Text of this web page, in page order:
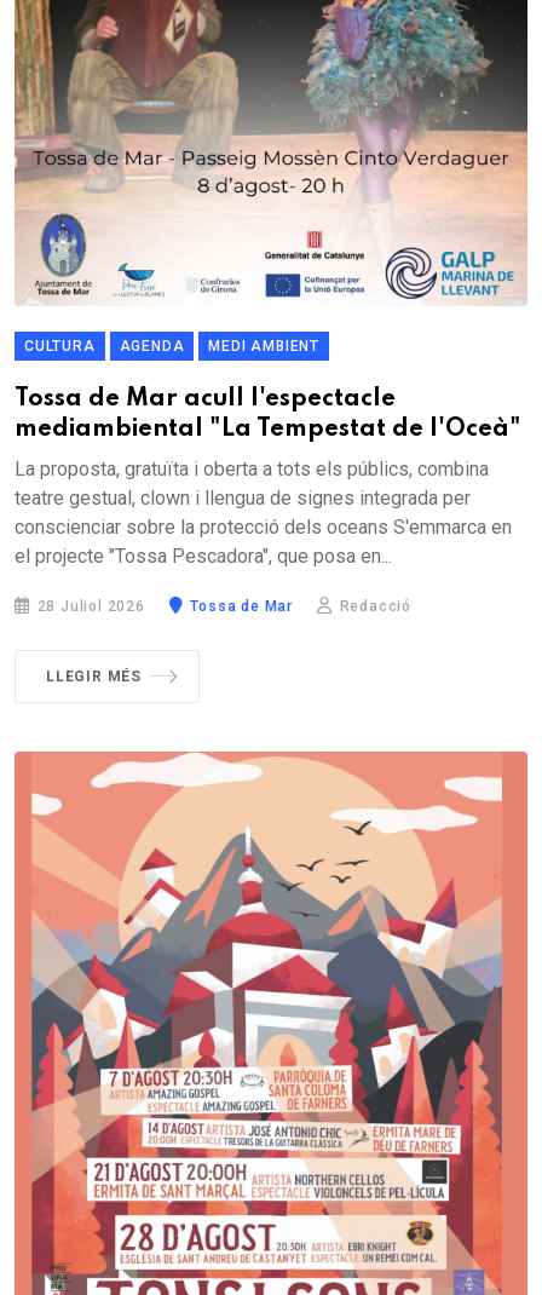
CULTURA AGENDA MEDI AMBIENT
Tossa de Mar acull l'espectacle
mediambiental "La Tempestat de l'Oceà"
La proposta, gratuïta i oberta a tots els públics, combina
teatre gestual, clown i llengua de signes integrada per
conscienciar sobre la protecció dels oceans S'emmarca en
el projecte "Tossa Pescadora", que posa en...
28 Juliol 2026 Tossa de Mar Redacció
LLEGIR MÉS